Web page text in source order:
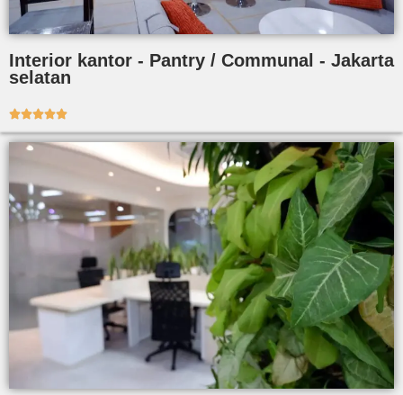
Interior kantor - Pantry / Communal - Jakarta
selatan
